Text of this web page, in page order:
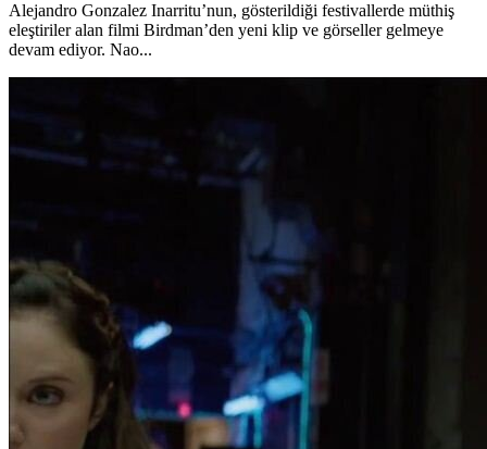
Alejandro Gonzalez Inarritu’nun, gösterildiği festivallerde müthiş
eleştiriler alan filmi Birdman’den yeni klip ve görseller gelmeye
devam ediyor. Nao...